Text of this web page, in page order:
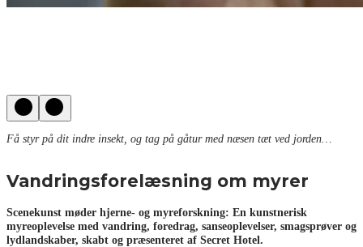
Få styr på dit indre insekt, og tag på gåtur med næsen tæt ved jorden…
Vandringsforelæsning om myrer
Scenekunst møder hjerne- og myreforskning: En kunstnerisk
myreoplevelse med vandring, foredrag, sanseoplevelser, smagsprøver og
lydlandskaber, skabt og præsenteret af Secret Hotel.